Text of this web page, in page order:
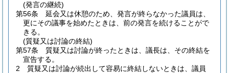
(発言の継続)
第56条
延会又は休憩のため、発言が終らなかった議員は、
更にその議事を始めたときは、前の発言を続けることがで
きる。
(質疑又は討論の終結)
第57条
質疑又は討論が終ったときは、議長は、その終結を
宣告する。
2
質疑又は討論が続出して容易に終結しないときは、議員